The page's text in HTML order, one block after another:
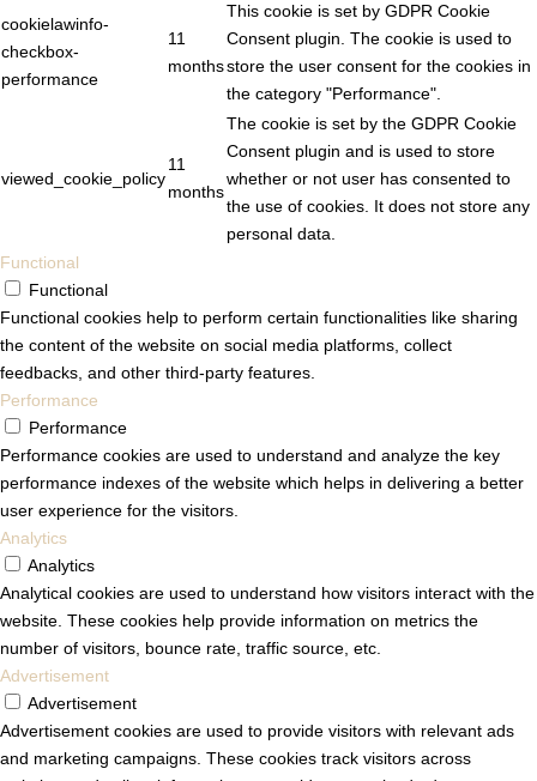
cookielawinfo-
checkbox-
performance
11
months
This cookie is set by GDPR Cookie
Consent plugin. The cookie is used to
store the user consent for the cookies in
the category "Performance".
viewed_cookie_policy
11
months
The cookie is set by the GDPR Cookie
Consent plugin and is used to store
whether or not user has consented to
the use of cookies. It does not store any
personal data.
Functional
Functional
Functional cookies help to perform certain functionalities like sharing
the content of the website on social media platforms, collect
feedbacks, and other third-party features.
Performance
Performance
Performance cookies are used to understand and analyze the key
performance indexes of the website which helps in delivering a better
user experience for the visitors.
Analytics
Analytics
Analytical cookies are used to understand how visitors interact with the
website. These cookies help provide information on metrics the
number of visitors, bounce rate, traffic source, etc.
Advertisement
Advertisement
Advertisement cookies are used to provide visitors with relevant ads
and marketing campaigns. These cookies track visitors across